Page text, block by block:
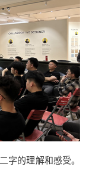
字的理解和感受。